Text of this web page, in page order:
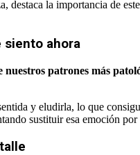
destaca la importancia de
siento ahora
patrones más
y eludirla, lo que
sustituir esa emoción